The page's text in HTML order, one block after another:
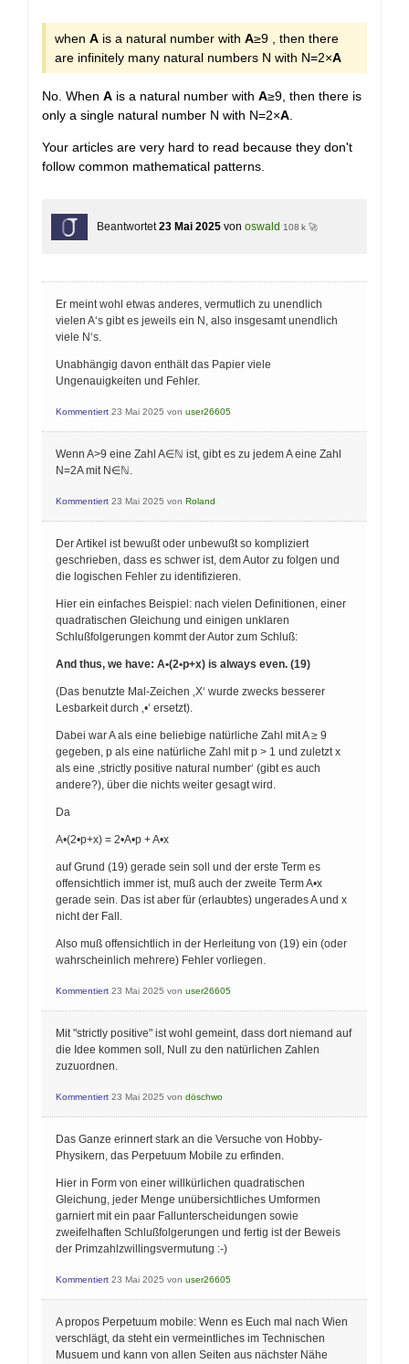
when A is a natural number with A≥9 , then there
are infinitely many natural numbers N with N=2×A
No. When A is a natural number with A≥9, then there is
only a single natural number N with N=2×A.
Your articles are very hard to read because they don't
follow common mathematical patterns.
Beantwortet 23 Mai 2025 von oswald 108 k 🚀
Er meint wohl etwas anderes, vermutlich zu unendlich
vielen A‘s gibt es jeweils ein N, also insgesamt unendlich
viele N‘s.
Unabhängig davon enthält das Papier viele
Ungenauigkeiten und Fehler.
Kommentiert 23 Mai 2025 von user26605
Wenn A>9 eine Zahl A∈ℕ ist, gibt es zu jedem A eine Zahl
N=2A mit N∈ℕ.
Kommentiert 23 Mai 2025 von Roland
Der Artikel ist bewußt oder unbewußt so kompliziert
geschrieben, dass es schwer ist, dem Autor zu folgen und
die logischen Fehler zu identifizieren.
Hier ein einfaches Beispiel: nach vielen Definitionen, einer
quadratischen Gleichung und einigen unklaren
Schlußfolgerungen kommt der Autor zum Schluß:
And thus, we have: A•(2•p+x) is always even. (19)
(Das benutzte Mal-Zeichen ‚X‘ wurde zwecks besserer
Lesbarkeit durch ‚•‘ ersetzt).
Dabei war A als eine beliebige natürliche Zahl mit A ≥ 9
gegeben, p als eine natürliche Zahl mit p > 1 und zuletzt x
als eine ‚strictly positive natural number‘ (gibt es auch
andere?), über die nichts weiter gesagt wird.
Da
A•(2•p+x) = 2•A•p + A•x
auf Grund (19) gerade sein soll und der erste Term es
offensichtlich immer ist, muß auch der zweite Term A•x
gerade sein. Das ist aber für (erlaubtes) ungerades A und x
nicht der Fall.
Also muß offensichtlich in der Herleitung von (19) ein (oder
wahrscheinlich mehrere) Fehler vorliegen.
Kommentiert 23 Mai 2025 von user26605
Mit "strictly positive" ist wohl gemeint, dass dort niemand auf
die Idee kommen soll, Null zu den natürlichen Zahlen
zuzuordnen.
Kommentiert 23 Mai 2025 von döschwo
Das Ganze erinnert stark an die Versuche von Hobby-
Physikern, das Perpetuum Mobile zu erfinden.
Hier in Form von einer willkürlichen quadratischen
Gleichung, jeder Menge unübersichtliches Umformen
garniert mit ein paar Fallunterscheidungen sowie
zweifelhaften Schlußfolgerungen und fertig ist der Beweis
der Primzahlzwillingsvermutung :-)
Kommentiert 23 Mai 2025 von user26605
A propos Perpetuum mobile: Wenn es Euch mal nach Wien
verschlägt, da steht ein vermeintliches im Technischen
Musuem und kann von allen Seiten aus nächster Nähe